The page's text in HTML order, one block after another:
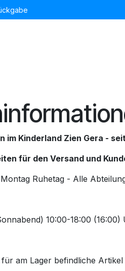
im Kinderland Zien Gera -
für den Versand und
Ruhetag - Alle
10:00-18:00 (16:00)
für am Lager befindliche